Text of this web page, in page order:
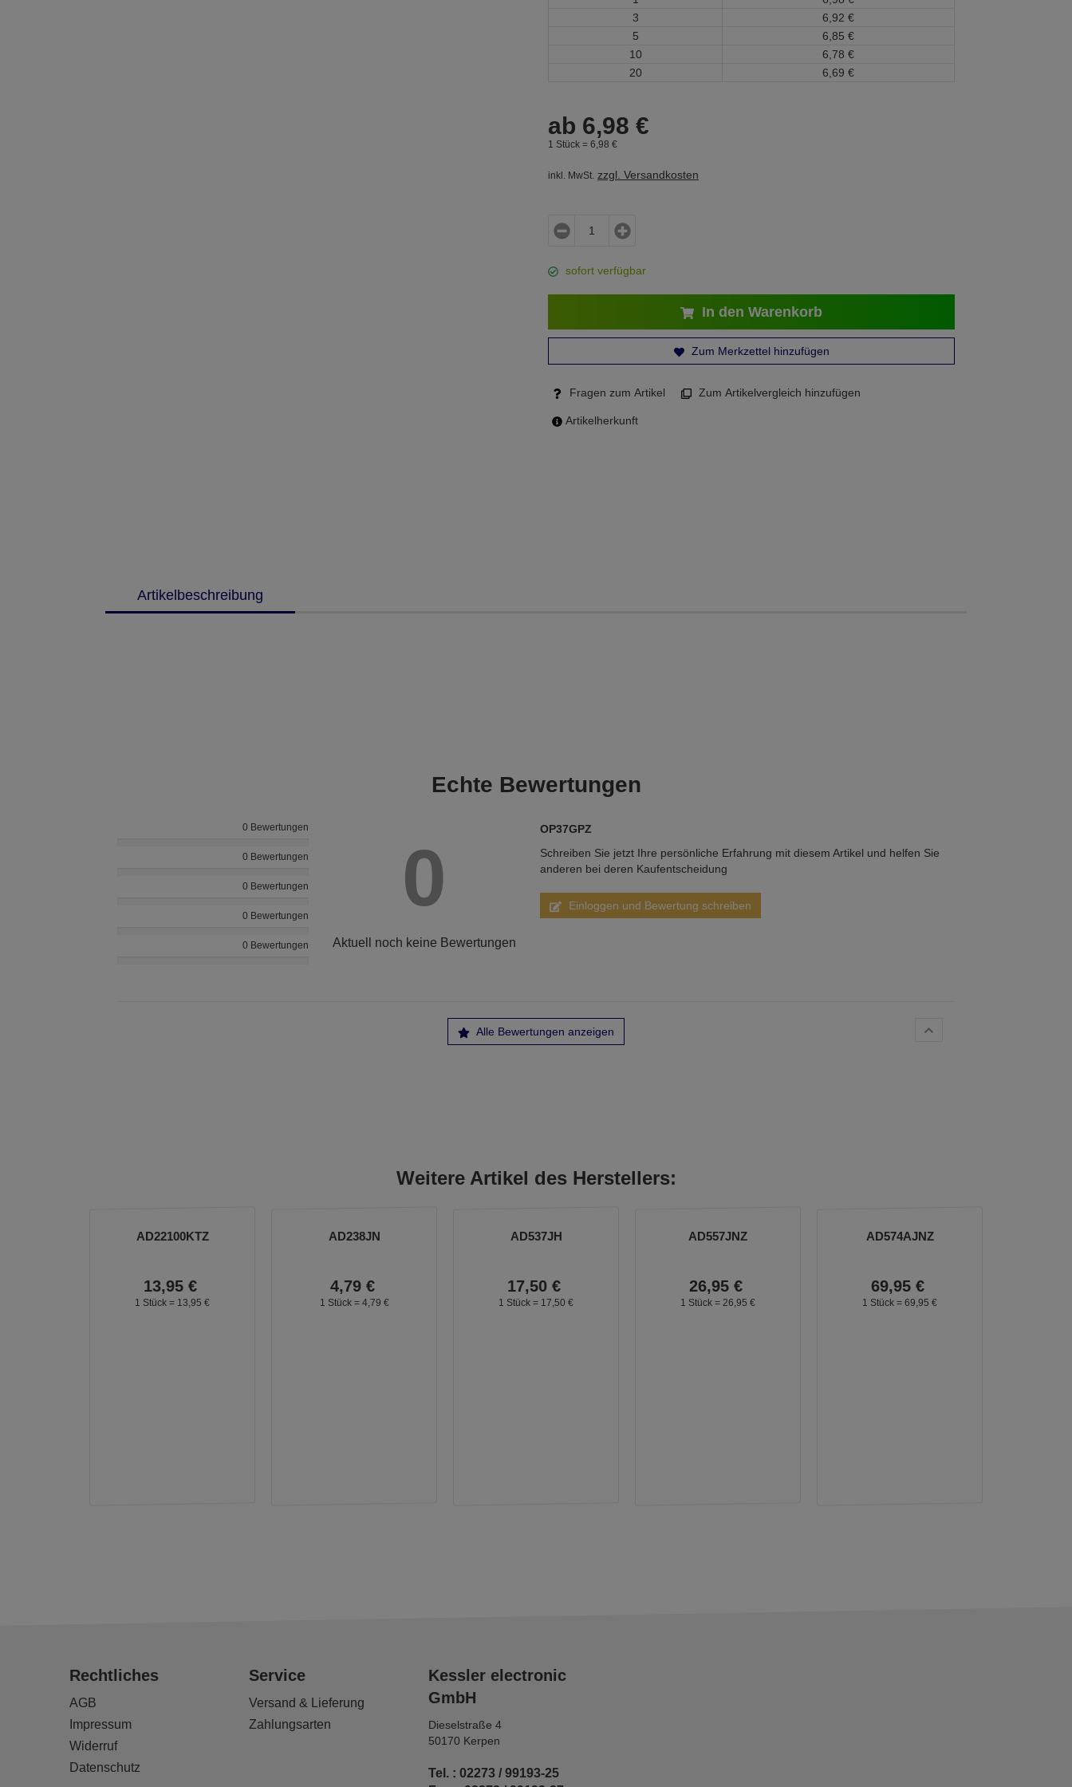
3
6, 92 €
5
6, 85 €
10
6, 78 €
20
6, 69 €
ab 6,98 €
1 Stück = 6, 98 €
inkl. MwSt. zzgl. Versandkosten
sofort verfügbar
In den Warenkorb
Zum Merkzettel hinzufügen
Fragen zum Artikel Zum Artikelvergleich hinzufügen
Artikelherkunft
Artikelbeschreibung
Echte Bewertungen
0 Bewertungen
0 Bewertungen
0 Bewertungen
0 Bewertungen
0 Bewertungen
0
Aktuell noch keine Bewertungen
OP37GPZ
Schreiben Sie jetzt Ihre persönliche Erfahrung mit diesem Artikel und helfen Sie
anderen bei deren Kaufentscheidung
Einloggen und Bewertung schreiben
Alle Bewertungen anzeigen
Weitere Artikel des Herstellers:
AD22100KTZ
13,95 €
1 Stück = 13, 95 €
AD238JN
4,79 €
1 Stück = 4, 79 €
AD537JH
17,50 €
1 Stück = 17, 50 €
AD557JNZ
26,95 €
1 Stück = 26, 95 €
AD574AJNZ
69,95 €
1 Stück = 69, 95 €
Rechtliches
AGB
Impressum
Widerruf
Datenschutz
Service
Versand & Lieferung
Zahlungsarten
Kessler electronic
GmbH
Dieselstraße 4
50170 Kerpen
Tel. : 02273 / 99193-25